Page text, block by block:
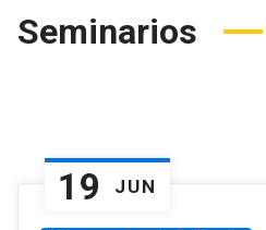
Seminarios
19 JUN